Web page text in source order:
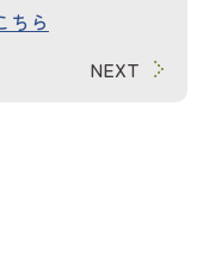
ちら
NEXT